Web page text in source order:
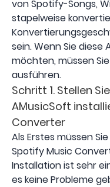
von Spotify-Songs,
stapelweise
sein. Wenn Sie
möchten, müssen
ausführen.
Schritt 1. Stellen
AMusicSoft
Converter
Als Erstes müssen
Spotify Music
Installation ist sehr
es keine Probleme